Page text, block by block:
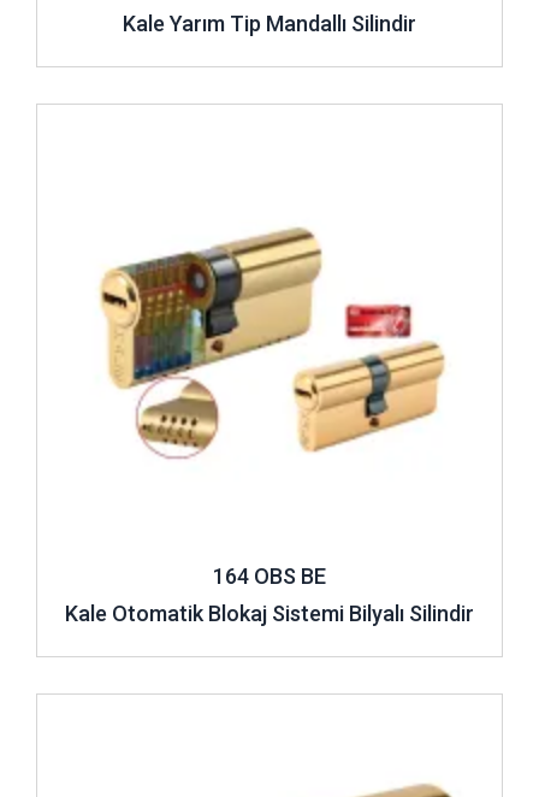
Kale Yarım Tip Mandallı Silindir
164 OBS BE
Kale Otomatik Blokaj Sistemi Bilyalı Silindir